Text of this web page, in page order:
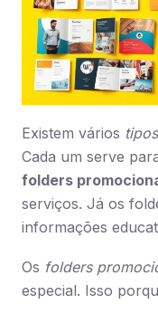
Existem vários
Cada um serve
folders
serviços. Já os
informações
Os folders
especial. Isso